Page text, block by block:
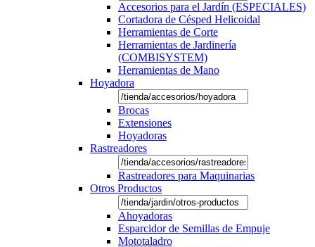
Accesorios para el Jardín (ESPECIALES)
Cortadora de Césped Helicoidal
Herramientas de Corte
Herramientas de Jardinería
(COMBISYSTEM)
Herramientas de Mano
Hoyadora
Brocas
Extensiones
Hoyadoras
Rastreadores
Rastreadores para Maquinarias
Otros Productos
Ahoyadoras
Esparcidor de Semillas de Empuje
Mototaladro